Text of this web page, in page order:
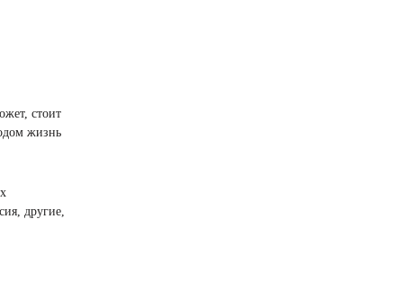
стоит
жизнь
другие,